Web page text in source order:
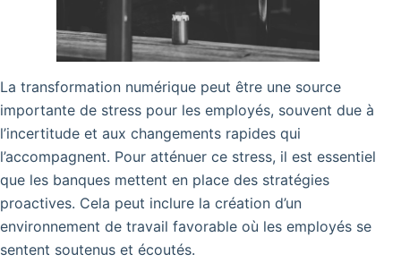
La transformation numérique peut être une source
importante de stress pour les employés, souvent due à
l’incertitude et aux changements rapides qui
l’accompagnent. Pour atténuer ce stress, il est essentiel
que les banques mettent en place des stratégies
proactives. Cela peut inclure la création d’un
environnement de travail favorable où les employés se
sentent soutenus et écoutés.